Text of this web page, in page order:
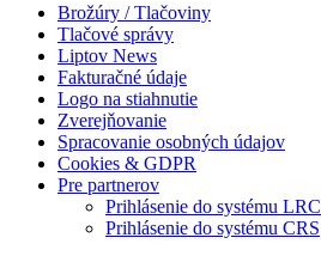
Brožúry / Tlačoviny
Tlačové správy
Liptov News
Fakturačné údaje
Logo na stiahnutie
Zverejňovanie
Spracovanie osobných údajov
Cookies & GDPR
Pre partnerov
Prihlásenie do systému LRC
Prihlásenie do systému CRS